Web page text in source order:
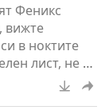
Феникс
вижте
в ноктите
лист, не от
а от новото
Дърво,